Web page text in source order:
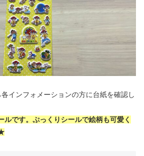
インフォメーションの方に台紙を確認し
ルです。ぷっくりシールで絵柄も可愛く